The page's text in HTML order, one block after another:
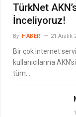
TürkNet
İnceliyoruz!
By HABER 21 Aralık
Bir çok internet
kullanıcılarına
tüm…